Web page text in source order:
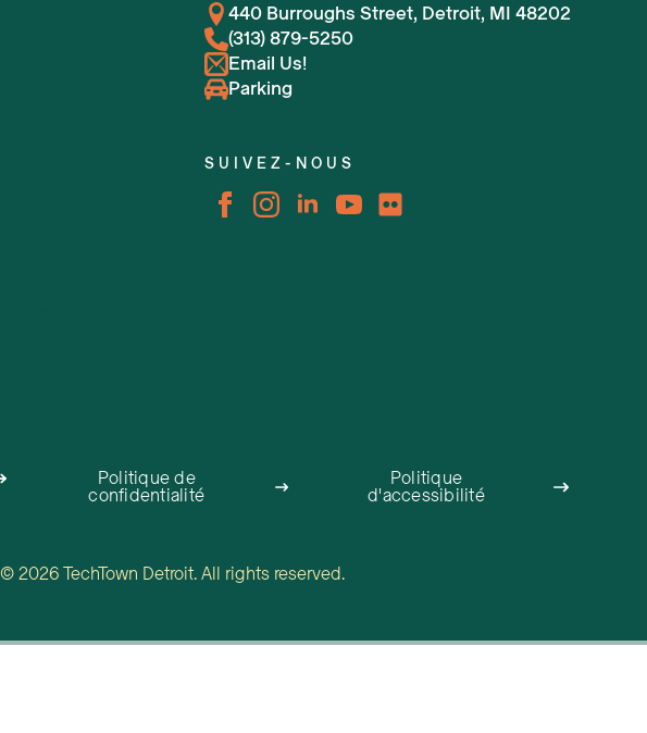
440 Burroughs Street, Detroit, MI 48202
(313) 879-5250
Email Us!
Parking
SUIVEZ-NOUS
Politique de
confidentialité
Politique
d'accessibilité
© 2026 TechTown Detroit. All rights reserved.